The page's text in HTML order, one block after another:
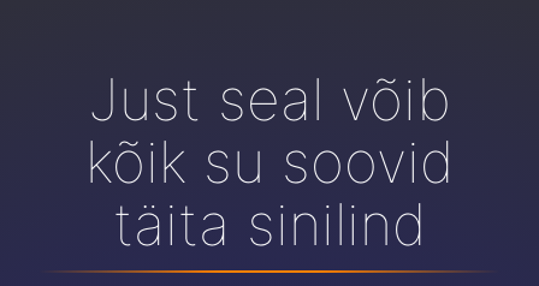
Just seal võib
kõik su soovid
täita sinilind